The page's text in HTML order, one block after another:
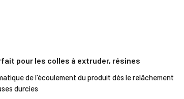
pour les colles à extruder, résines
de l'écoulement du produit dès le relâchement
durcies